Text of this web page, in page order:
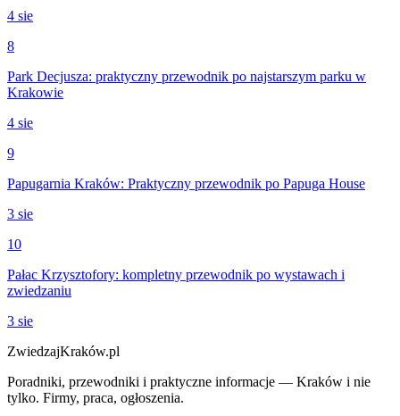
4 sie
8
Park Decjusza: praktyczny przewodnik po najstarszym parku w
Krakowie
4 sie
9
Papugarnia Kraków: Praktyczny przewodnik po Papuga House
3 sie
10
Pałac Krzysztofory: kompletny przewodnik po wystawach i
zwiedzaniu
3 sie
ZwiedzajKraków.pl
Poradniki, przewodniki i praktyczne informacje — Kraków i nie
tylko. Firmy, praca, ogłoszenia.